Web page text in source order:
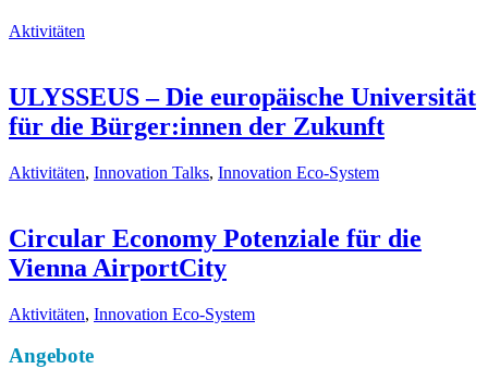
Aktivitäten
ULYSSEUS – Die europäische Universität
für die Bürger:innen der Zukunft
Aktivitäten, Innovation Talks, Innovation Eco-System
Circular Economy Potenziale für die
Vienna AirportCity
Aktivitäten, Innovation Eco-System
Angebote